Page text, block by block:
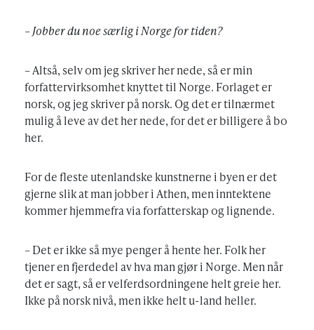
– Jobber du noe særlig i Norge for tiden?
– Altså, selv om jeg skriver her nede, så er min
forfattervirksomhet knyttet til Norge. Forlaget er
norsk, og jeg skriver på norsk. Og det er tilnærmet
mulig å leve av det her nede, for det er billigere å bo
her.
For de fleste utenlandske kunstnerne i byen er det
gjerne slik at man jobber i Athen, men inntektene
kommer hjemmefra via forfatterskap og lignende.
– Det er ikke så mye penger å hente her. Folk her
tjener en fjerdedel av hva man gjør i Norge. Men når
det er sagt, så er velferdsordningene helt greie her.
Ikke på norsk nivå, men ikke helt u-land heller.